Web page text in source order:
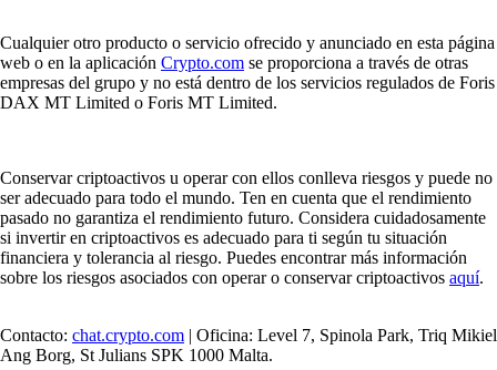
Cualquier otro producto o servicio ofrecido y anunciado en esta página
web o en la aplicación Crypto.com se proporciona a través de otras
empresas del grupo y no está dentro de los servicios regulados de Foris
DAX MT Limited o Foris MT Limited.
Conservar criptoactivos u operar con ellos conlleva riesgos y puede no
ser adecuado para todo el mundo. Ten en cuenta que el rendimiento
pasado no garantiza el rendimiento futuro. Considera cuidadosamente
si invertir en criptoactivos es adecuado para ti según tu situación
financiera y tolerancia al riesgo. Puedes encontrar más información
sobre los riesgos asociados con operar o conservar criptoactivos aquí.
Contacto: chat.crypto.com | Oficina: Level 7, Spinola Park, Triq Mikiel
Ang Borg, St Julians SPK 1000 Malta.